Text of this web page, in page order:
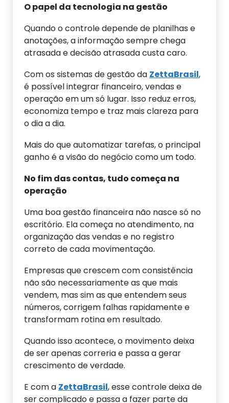
O papel da tecnologia na gestão
Quando o controle depende de planilhas e
anotações, a informação sempre chega
atrasada e decisão atrasada custa caro.
Com os sistemas de gestão da ZettaBrasil,
é possível integrar financeiro, vendas e
operação em um só lugar. Isso reduz erros,
economiza tempo e traz mais clareza para
o dia a dia.
Mais do que automatizar tarefas, o principal
ganho é a visão do negócio como um todo.
No fim das contas, tudo começa na
operação
Uma boa gestão financeira não nasce só no
escritório. Ela começa no atendimento, na
organização das vendas e no registro
correto de cada movimentação.
Empresas que crescem com consistência
não são necessariamente as que mais
vendem, mas sim as que entendem seus
números, corrigem falhas rapidamente e
transformam rotina em resultado.
Quando isso acontece, o movimento deixa
de ser apenas correria e passa a gerar
crescimento de verdade.
E com a ZettaBrasil, esse controle deixa de
ser complicado e passa a fazer parte da